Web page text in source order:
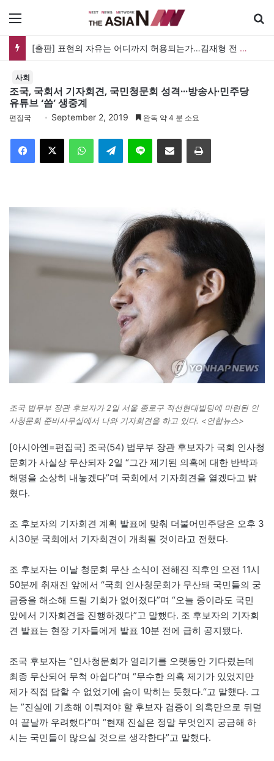
[출판] 표현의 자유는 어디까지 허용되는가…김재형 전 대법관 ‘언론과 인격권’
사회
조국, 국회서 기자회견, 국민청문회 성격···방송사·민주당
유튜브 ‘씀’ 생중계
편집국 September 2, 2019 완독 약 4 분 소요
Telegram 이메일
조국 법무부 장관 후보자가 2일 서울 종로구 적선현대빌딩에 마련된 인
사청문회 준비사무실에서 나와 기자회견을 하고 있다. <연합뉴스>
[아시아엔=편집국] 조국(54) 법무부 장관 후보자가 국회 인사청
문회가 사실상 무산되자 2일 “그간 제기된 의혹에 대한 반박과
해명을 소상히 내놓겠다”며 국회에서 기자회견을 열겠다고 밝
혔다.
조 후보자의 기자회견 계획 발표에 맞춰 더불어민주당은 오후 3
시30분 국회에서 기자회견이 개최될 것이라고 전했다.
조 후보자는 이날 청문회 무산 소식이 전해진 직후인 오전 11시
50분께 취재진 앞에서 “국회 인사청문회가 무산돼 국민들의 궁
금증을 해소해 드릴 기회가 없어졌다”며 “오늘 중이라도 국민
앞에서 기자회견을 진행하겠다”고 말했다. 조 후보자의 기자회
견 발표는 현장 기자들에게 발표 10분 전에 급히 공지됐다.
조국 후보자는 “인사청문회가 열리기를 오랫동안 기다렸는데
최종 무산되어 무척 아쉽다”며 “무수한 의혹 제기가 있었지만
제가 직접 답할 수 없었기에 숨이 막히는 듯했다.“고 말했다. 그
는 ”진실에 기초해 이뤄져야 할 후보자 검증이 의혹만으로 뒤덮
여 끝날까 우려했다”며 “현재 진실은 정말 무엇인지 궁금해 하
시는 국민들이 많으실 것으로 생각한다”고 말했다.